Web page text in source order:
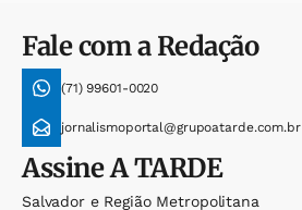
Fale com a Redação
(71) 99601-0020
jornalismoportal@grupoatarde.com.br
AssineA TARDE
Salvador e Região Metropolitana